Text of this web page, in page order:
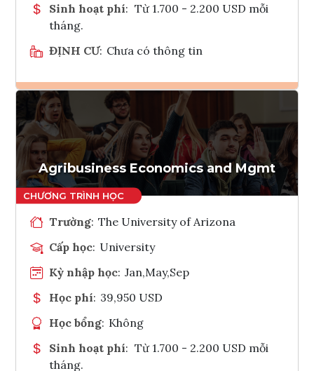
Sinh hoạt phí: Từ 1.700 - 2.200 USD mỗi
tháng.
ĐỊNH CƯ: Chưa có thông tin
Ghi danh
Tham vấn Interlink
Agribusiness Economics and Mgmt
Trường: The University of Arizona
Cấp học: University
Kỳ nhập học: Jan,May,Sep
Học phí: 39,950 USD
Học bổng: Không
Sinh hoạt phí: Từ 1.700 - 2.200 USD mỗi
tháng.